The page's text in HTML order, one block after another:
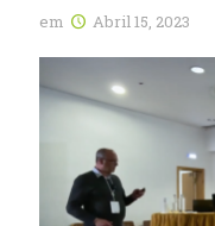
em Abril 15, 2023